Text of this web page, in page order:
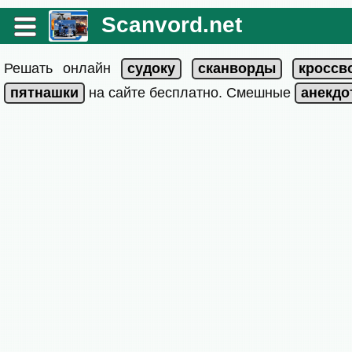
Scanvord.net
Решать онлайн
на сайте бесплатно. Смешные